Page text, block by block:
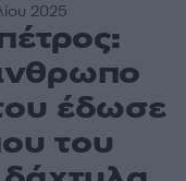
2025
έδωσε
του